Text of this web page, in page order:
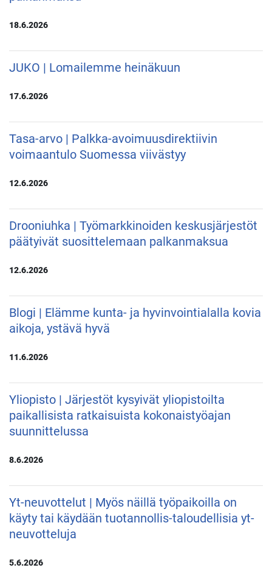
18.6.2026
JUKO | Lomailemme heinäkuun
17.6.2026
Tasa-arvo | Palkka-avoimuusdirektiivin
voimaantulo Suomessa viivästyy
12.6.2026
Drooniuhka | Työmarkkinoiden keskusjärjestöt
päätyivät suosittelemaan palkanmaksua
12.6.2026
Blogi | Elämme kunta- ja hyvinvointialalla kovia
aikoja, ystävä hyvä
11.6.2026
Yliopisto | Järjestöt kysyivät yliopistoilta
paikallisista ratkaisuista kokonaistyöajan
suunnittelussa
8.6.2026
Yt-neuvottelut | Myös näillä työpaikoilla on
käyty tai käydään tuotannollis-taloudellisia yt-
neuvotteluja
5.6.2026